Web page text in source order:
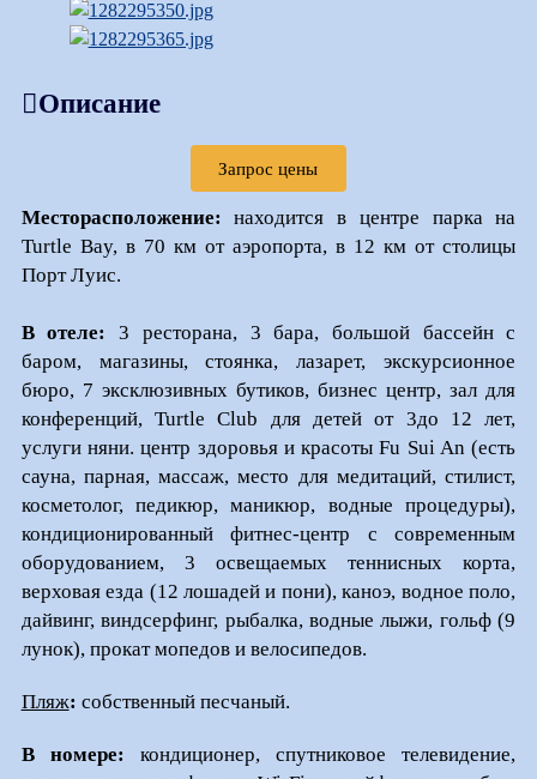
Описание
Запрос цены
Месторасположение: находится в центре парка на
Turtle Bay, в 70 км от аэропорта, в 12 км от столицы
Порт Луис.
В отеле:
3 ресторана, 3 бара, большой бассейн с
баром, магазины, стоянка, лазарет, экскурсионное
бюро, 7 эксклюзивных бутиков, бизнес центр, зал для
конференций, Turtle Club для детей от 3до 12 лет,
услуги няни. центр здоровья и красоты Fu Sui An (есть
сауна, парная, массаж, место для медитаций, стилист,
косметолог, педикюр, маникюр, водные процедуры),
кондиционированный фитнес-центр с современным
оборудованием, 3 освещаемых теннисных корта,
верховая езда (12 лошадей и пони), каноэ, водное поло,
дайвинг, виндсерфинг, рыбалка, водные лыжи, гольф (9
лунок), прокат мопедов и велосипедов.
Пляж: собственный песчаный.
В номере: кондиционер, спутниковое телевидение,